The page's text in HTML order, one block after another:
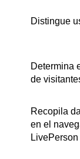
Distingue
Determina
de
Recopila
en el